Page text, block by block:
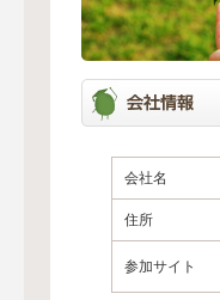
会社名
住所
参加サイト